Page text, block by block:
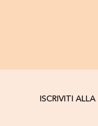
ISCRIVITI